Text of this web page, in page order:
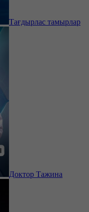
Тағдырлас тамырлар
Доктор Тажина